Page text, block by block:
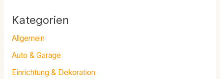
Kategorien
Allgemein
Auto & Garage
Einrichtung & Dekoration